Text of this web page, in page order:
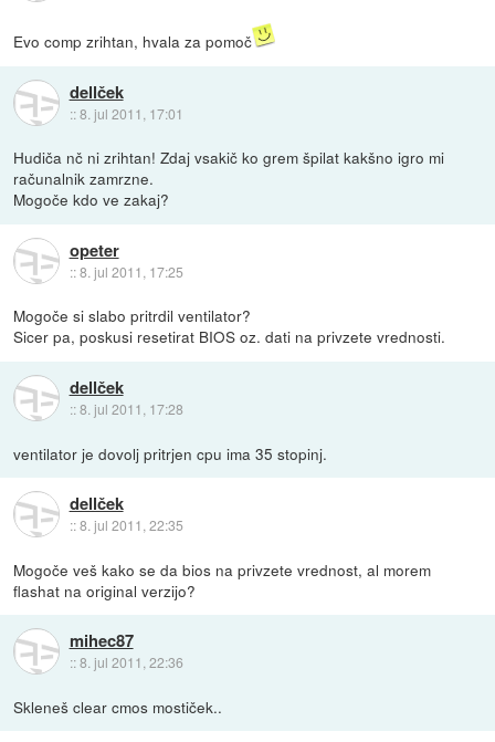
Evo comp zrihtan, hvala za pomoč
dellček
::8. jul 2011, 17:01
Hudiča nč ni zrihtan! Zdaj vsakič ko grem špilat kakšno igro mi
računalnik zamrzne.
Mogoče kdo ve zakaj?
opeter
::8. jul 2011, 17:25
Mogoče si slabo pritrdil ventilator?
Sicer pa, poskusi resetirat BIOS oz. dati na privzete vrednosti.
dellček
::8. jul 2011, 17:28
ventilator je dovolj pritrjen cpu ima 35 stopinj.
dellček
::8. jul 2011, 22:35
Mogoče veš kako se da bios na privzete vrednost, al morem
flashat na original verzijo?
mihec87
::8. jul 2011, 22:36
Skleneš clear cmos mostiček..